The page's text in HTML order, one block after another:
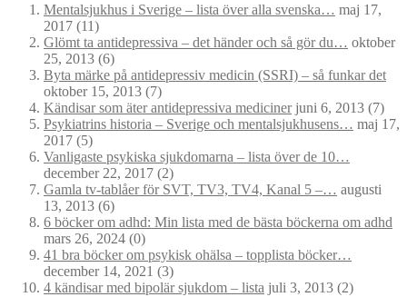
Mentalsjukhus i Sverige – lista över alla svenska… maj 17,
2017 (11)
Glömt ta antidepressiva – det händer och så gör du… oktober
25, 2013 (6)
Byta märke på antidepressiv medicin (SSRI) – så funkar det
oktober 15, 2013 (7)
Kändisar som äter antidepressiva medicinerjuni 6, 2013 (7)
Psykiatrins historia – Sverige och mentalsjukhusens… maj 17,
2017 (5)
Vanligaste psykiska sjukdomarna – lista över de 10…
december 22, 2017 (2)
Gamla tv-tablåer för SVT, TV3, TV4, Kanal 5 –… augusti
13, 2013 (6)
6 böcker om adhd: Min lista med de bästa böckerna om adhd
mars 26, 2024 (0)
41 bra böcker om psykisk ohälsa – topplista böcker…
december 14, 2021 (3)
4 kändisar med bipolär sjukdom – lista juli 3, 2013 (2)